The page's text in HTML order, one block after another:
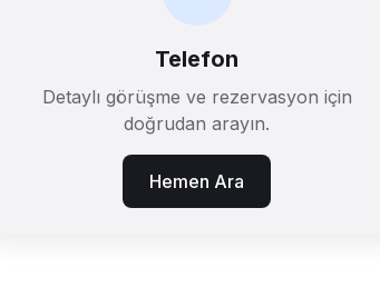
Telefon
Detaylı görüşme ve rezervasyon için
doğrudan arayın.
Hemen Ara